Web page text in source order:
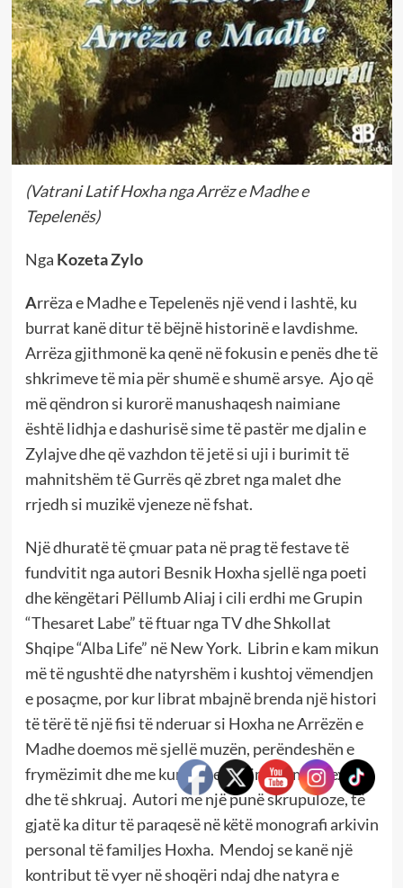
(Vatrani Latif Hoxha nga Arrëz e Madhe e
Tepelenës)
Nga Kozeta Zylo
Arrëza e Madhe e Tepelenës një vend i lashtë, ku
burrat kanë ditur të bëjnë historinë e lavdishme.
Arrëza gjithmonë ka qenë në fokusin e penës dhe të
shkrimeve të mia për shumë e shumë arsye. Ajo që
më qëndron si kurorë manushaqesh naimiane
është lidhja e dashurisë sime të pastër me djalin e
Zylajve dhe që vazhdon të jetë si uji i burimit të
mahnitshëm të Gurrës që zbret nga malet dhe
rrjedh si muzikë vjeneze në fshat.
Një dhuratë të çmuar pata në prag të festave të
fundvitit nga autori Besnik Hoxha sjellë nga poeti
dhe këngëtari Pëllumb Aliaj i cili erdhi me Grupin
“Thesaret Labe” të ftuar nga TV dhe Shkollat
Shqipe “Alba Life” në New York. Librin e kam mikun
më të ngushtë dhe natyrshëm i kushtoj vëmendjen
e posaçme, por kur librat mbajnë brenda një histori
të tërë të një fisi të nderuar si Hoxha ne Arrëzën e
Madhe doemos më sjellë muzën, perëndeshën e
frymëzimit dhe me kuriozitetin tim ulem të lexoj
dhe të shkruaj. Autori me një punë skrupuloze, të
gjatë ka ditur të paraqesë në këtë monografi arkivin
personal të familjes Hoxha. Mendoj se kanë një
kontribut të vyer në shoqëri ndaj dhe natyra e